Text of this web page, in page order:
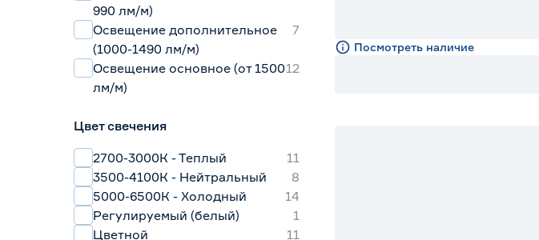
990 лм/м)
Освещение дополнительное
(1000-1490 лм/м)
7
Освещение основное (от 1500
лм/м)
12
Цвет свечения
2700-3000К - Теплый
11
3500-4100К - Нейтральный
8
5000-6500К - Холодный
14
Регулируемый (белый)
1
Цветной
11
Посмотреть наличие